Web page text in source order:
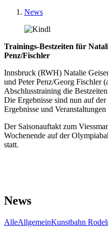
News
Trainings-Bestzeiten für
Penz/Fischler
Innsbruck (RWH) Natalie
und Peter Penz/Georg Fischler
Abschlusstraining die
Die Ergebnisse sind nun auf
Ergebnisse und Veranstaltungen
Der Saisonauftakt zum
Wochenende auf der
statt.
News
AlleAllgemeinKunstbahn